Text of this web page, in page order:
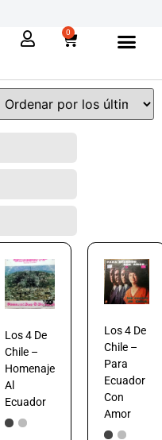
0
Los 4 De
Chile –
Homenaje
Al
Ecuador
Los 4 De
Chile –
Para
Ecuador
Con
Amor